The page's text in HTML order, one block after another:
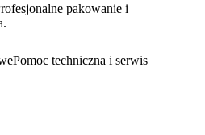
pakowanie i
Pomoc techniczna i serwis